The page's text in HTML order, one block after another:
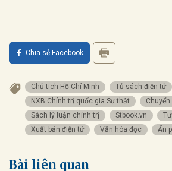
Chia sẻ Facebook
Chủ tịch Hồ Chí Minh
Tủ sách điện tử
NXB Chính trị quốc gia Sự thật
Sách lý luận chính trị
Stbook.vn
Xuất bản điện tử
Văn hóa đọc Ấn
Bài liên quan